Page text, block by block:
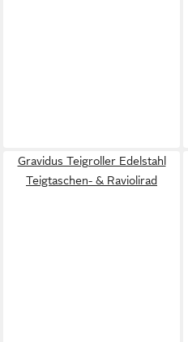
Gravidus Teigroller Edelstahl
Teigtaschen- & Raviolirad